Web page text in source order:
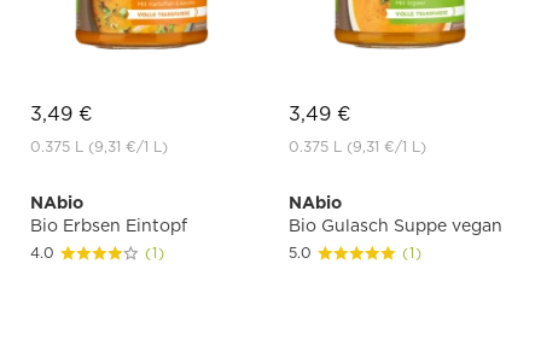
3,49 €
0.375 L (9,31 €/1 L)
3,49 €
0.375 L (9,31 €/1 L)
NAbio
Bio Erbsen Eintopf
4.0 (1)
NAbio
Bio Gulasch Suppe vegan
5.0 (1)